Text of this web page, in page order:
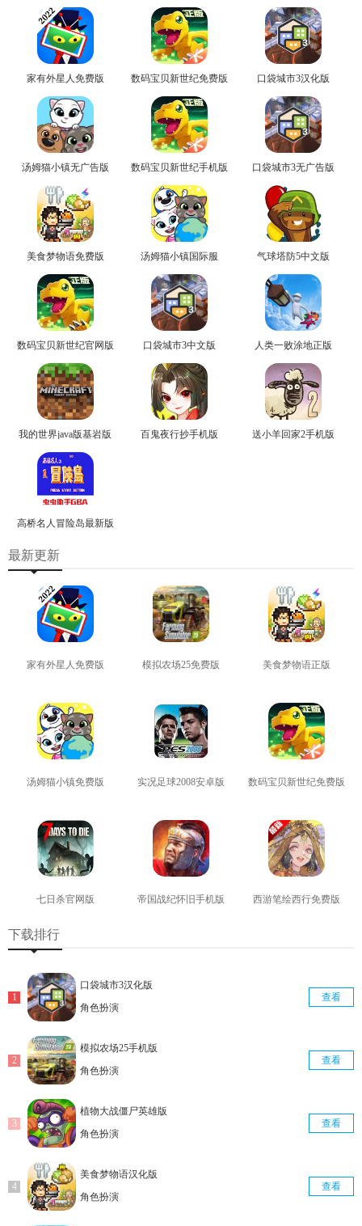
家有外星人免费版 数码宝贝新世纪免费版 口袋城市3汉化版
汤姆猫小镇无广告版 数码宝贝新世纪手机版 口袋城市3无广告版
美食梦物语免费版 汤姆猫小镇国际服 气球塔防5中文版
数码宝贝新世纪官网版 口袋城市3中文版 人类一败涂地正版
我的世界java版基岩版 百鬼夜行抄手机版 送小羊回家2手机版
高桥名人冒险岛最新版
最新更新
家有外星人免费版 模拟农场25免费版 美食梦物语正版
汤姆猫小镇免费版 实况足球2008安卓版 数码宝贝新世纪免费版
七日杀官网版 帝国战纪怀旧手机版 西游笔绘西行免费版
下载排行
口袋城市3汉化版
角色扮演
查看
模拟农场25手机版
角色扮演
查看
植物大战僵尸英雄版
角色扮演
查看
美食梦物语汉化版
角色扮演
查看